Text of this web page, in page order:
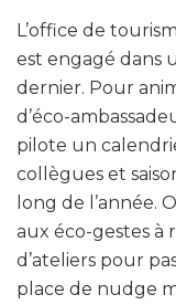
L’office de
est engagé dans
dernier. Pour
d’éco-
pilote un
collègues et
long de l’année.
aux éco-gestes à
d’ateliers pour
place de nudge